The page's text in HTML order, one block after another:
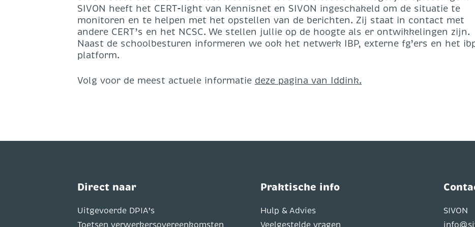
SIVON heeft het CERT-light van Kennisnet en SIVON ingeschakeld om de situatie te
monitoren en te helpen met het opstellen van de berichten. Zij staat in contact met
andere CERT’s en het NCSC. We stellen jullie op de hoogte als er ontwikkelingen zijn.
Naast de schoolbesturen informeren we ook het netwerk IBP, externe fg’ers en het
platform.
Volg voor de meest actuele informatie deze pagina van Iddink.
Direct naar
Uitgevoerde DPIA’s
Toetsen verwerkersovereenkomsten
Praktische info
Hulp & Advies
Veelgestelde vragen
SIVON